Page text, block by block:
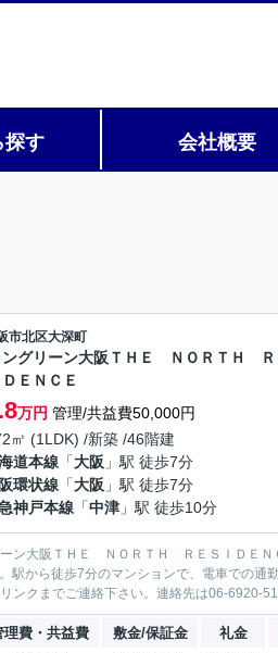
探す 会社概要
市北区大深町
ングリーン大阪ＴＨＥ ＮＯＲＴＨ Ｒ
ＤＥＮＣＥ
万円 管理/共益費50,000円
㎡ (1LDK) /新築 /46階建
道本線 「大阪 」駅 徒歩7分
環状線 「大阪 」駅 徒歩7分
神戸本線 「中津 」駅 徒歩10分
ン大阪ＴＨＥ ＮＯＲＴＨ ＲＥＳＩＤＥＮ
駅から徒歩7分のマンションで、電車での通
ンクまでご連絡下さい。連絡先は06-6920-
理費・共益費 敷金/保証金 礼金